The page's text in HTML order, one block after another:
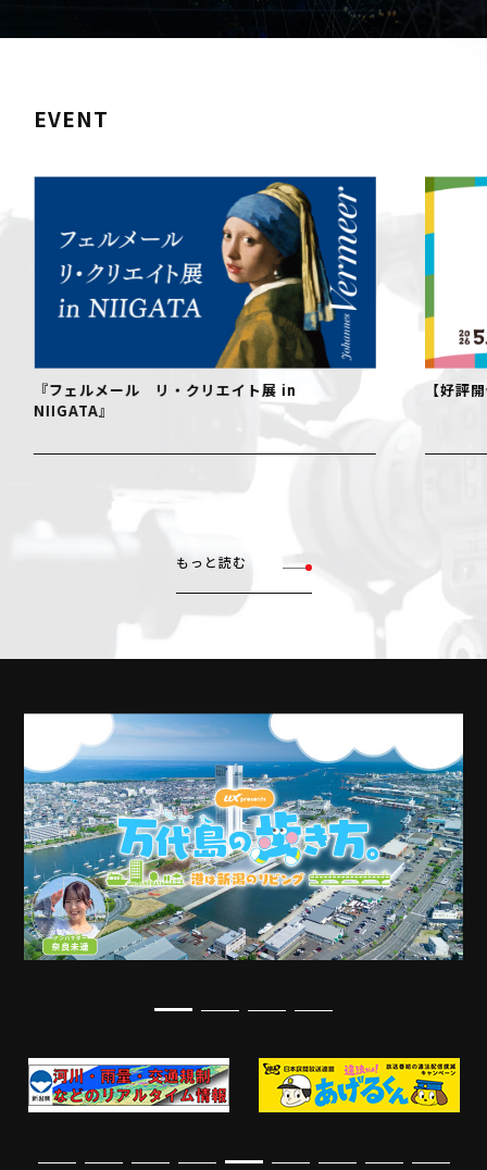
EVENT
『フェルメール リ・クリエイト展 in
NIIGATA』
【好評
もっと読む